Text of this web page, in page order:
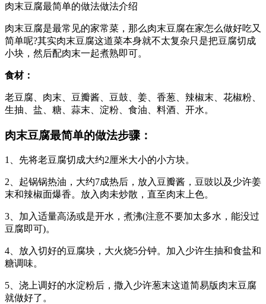
肉末豆腐最简单的做法做法介绍
肉末豆腐是最常见的家常菜，那么肉末豆腐在家怎么做好吃又
简单呢?其实肉末豆腐这道菜本身就不太复杂只是把豆腐切成
小块，然后配肉末一起煮熟即可。
食材：
老豆腐、肉末、豆瓣酱、豆鼓、姜、香葱、辣椒末、花椒粉、
生抽、盐、糖、蒜末、淀粉、食油、料酒、开水。
肉末豆腐最简单的做法步骤：
1、先将老豆腐切成大约2厘米大小的小方块。
2、起锅锅热油，大约7成热后，放入豆瓣酱，豆豉以及少许姜
末和辣椒面爆香。放入肉未炒散，直至肉末上色。
3、加入适量高汤或是开水，煮沸(注意不要加太多水，能没过
豆腐即可)。
4、放入切好的豆腐块，大火烧5分钟。加入少许生抽和食盐和
糖调味。
5、浇上调好的水淀粉后，撒入少许葱末这道简易版肉末豆腐
就做好了。